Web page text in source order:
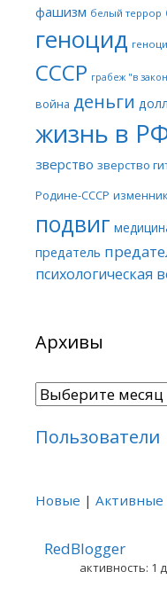
фашизм белый террор
геноцид
СССР грабеж "в
война деньги
жизнь в
зверство зверство
Родине-СССР
подвиг
предатель
психологическая
Архивы
Архивы
Пользователи
Новые | Активные
RedBlogger
активность: 1